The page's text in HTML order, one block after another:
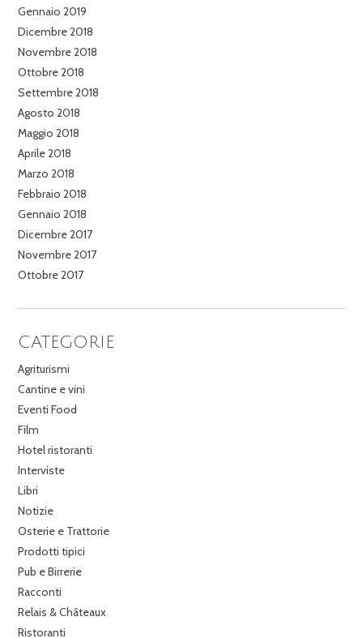
Gennaio 2019
Dicembre 2018
Novembre 2018
Ottobre 2018
Settembre 2018
Agosto 2018
Maggio 2018
Aprile 2018
Marzo 2018
Febbraio 2018
Gennaio 2018
Dicembre 2017
Novembre 2017
Ottobre 2017
CATEGORIE
Agriturismi
Cantine e vini
Eventi Food
Film
Hotel ristoranti
Interviste
Libri
Notizie
Osterie e Trattorie
Prodotti tipici
Pub e Birrerie
Racconti
Relais & Châteaux
Ristoranti